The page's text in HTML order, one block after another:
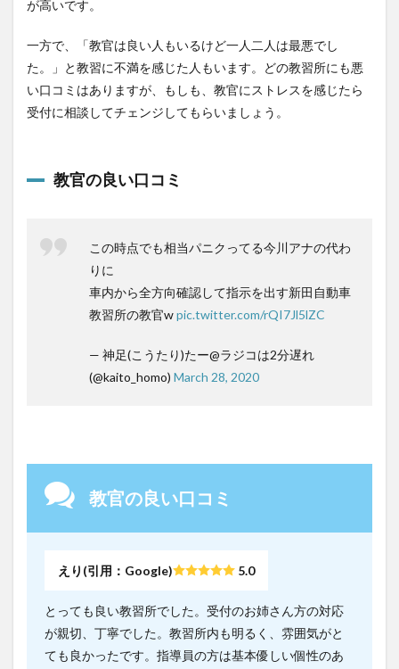
が高いです。
一方で、「教官は良い人もいるけど一人二人は最悪でし
た。」と教習に不満を感じた人もいます。どの教習所にも悪
い口コミはありますが、もしも、教官にストレスを感じたら
受付に相談してチェンジしてもらいましょう。
教官の良い口コミ
この時点でも相当パニクってる今川アナの代わ
りに
車内から全方向確認して指示を出す新田自動車
教習所の教官wpic.twitter.com/rQI7Jl5lZC
— 神足(こうたり)たー@ラジコは2分遅れ
(@kaito_homo) March 28, 2020
教官の良い口コミ
えり(引用：Google) 5.0
とっても良い教習所でした。受付のお姉さん方の対応
が親切、丁寧でした。教習所内も明るく、雰囲気がと
ても良かったです。指導員の方は基本優しい個性のあ